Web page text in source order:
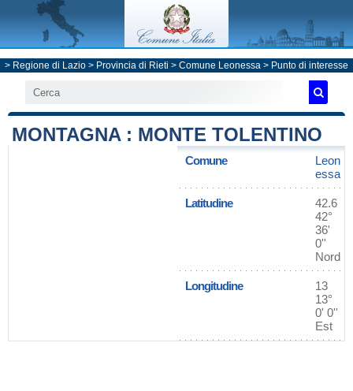
> Regione di Lazio > Provincia di Rieti > Comune Leonessa > Punto di interesse
MONTAGNA : MONTE TOLENTINO
Comune
Leon
essa
Latitudine
42.6
42°
36'
0''
Nord
Longitudine
13
13°
0' 0''
Est